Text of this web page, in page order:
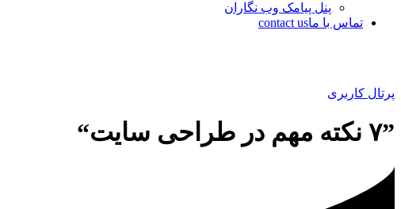
پنل پیامک وب نگاران
تماس با ماcontact us
پرتال کاربری
”۷ نکته مهم در طراحی سایت“